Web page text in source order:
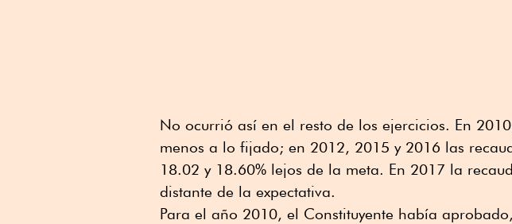
No ocurrió así en el resto de los ejercicios. En
menos a lo fijado; en 2012, 2015 y 2016 las
18.02 y 18.60% lejos de la meta. En 2017 la
distante de la expectativa.
Para el año 2010, el Constituyente había